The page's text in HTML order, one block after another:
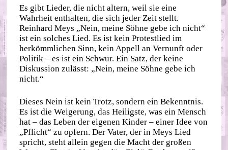
Es gibt Lieder, die nicht altern, weil sie eine
Wahrheit enthalten, die sich jeder Zeit stellt.
Reinhard Meys „Nein, meine Söhne gebe ich nicht“
ist ein solches Lied. Es ist kein Protestlied im
herkömmlichen Sinn, kein Appell an Vernunft oder
Politik – es ist ein Schwur. Ein Satz, der keine
Diskussion zulässt: „Nein, meine Söhne gebe ich
nicht.“
Dieses Nein ist kein Trotz, sondern ein Bekenntnis.
Es ist die Weigerung, das Heiligste, was ein Mensch
hat – das Leben der eigenen Kinder – einer Idee von
„Pflicht“ zu opfern. Der Vater, der in Meys Lied
spricht, steht allein gegen die Macht der großen